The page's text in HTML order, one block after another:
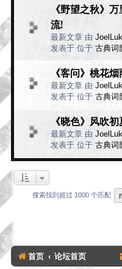
《野望之秋》
流!
最新文章 由 JoelLuk
发表于 位于 古典词
《客问》桃花
最新文章 由 JoelLuk
发表于 位于 古典词
《晓色》风吹
最新文章 由 JoelLuk
发表于 位于 古典词
搜索找到超过 1000 个匹配
首页 论坛首页